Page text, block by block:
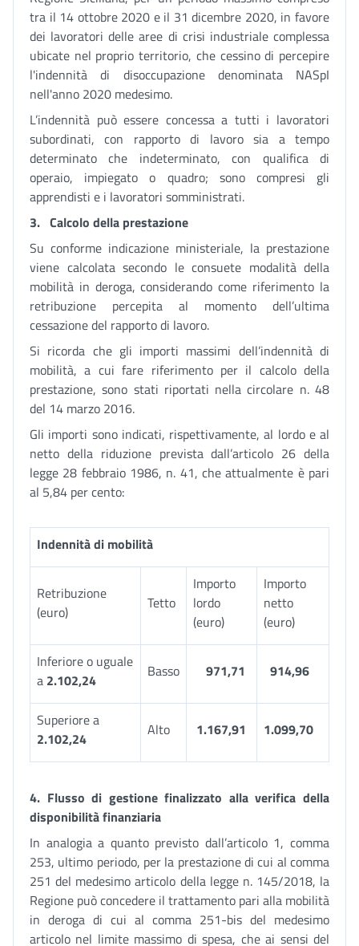
tra il 14 ottobre 2020 e il 31 dicembre 2020, in favore
dei lavoratori delle aree di crisi industriale complessa
ubicate nel proprio territorio, che cessino di percepire
l'indennità di disoccupazione denominata NASpI
nell'anno 2020 medesimo.
L’indennità può essere concessa a tutti i lavoratori
subordinati, con rapporto di lavoro sia a tempo
determinato che indeterminato, con qualifica di
operaio, impiegato o quadro; sono compresi gli
apprendisti e i lavoratori somministrati.
3. Calcolo della prestazione
Su conforme indicazione ministeriale, la prestazione
viene calcolata secondo le consuete modalità della
mobilità in deroga, considerando come riferimento la
retribuzione percepita al momento dell’ultima
cessazione del rapporto di lavoro.
Si ricorda che gli importi massimi dell’indennità di
mobilità, a cui fare riferimento per il calcolo della
prestazione, sono stati riportati nella circolare n. 48
del 14 marzo 2016.
Gli importi sono indicati, rispettivamente, al lordo e al
netto della riduzione prevista dall’articolo 26 della
legge 28 febbraio 1986, n. 41, che attualmente è pari
al 5,84 per cento:
Indennità di mobilità
Retribuzione
(euro)
Tetto
Importo
lordo
(euro)
Importo
netto
(euro)
Inferiore o uguale
a 2.102,24 Basso 971,71 914,96
Superiore a
2.102,24
Alto 1.167,91 1.099,70
4. Flusso di gestione finalizzato alla verifica della
disponibilità finanziaria
In analogia a quanto previsto dall’articolo 1, comma
253, ultimo periodo, per la prestazione di cui al comma
251 del medesimo articolo della legge n. 145/2018, la
Regione può concedere il trattamento pari alla mobilità
in deroga di cui al comma 251-bis del medesimo
articolo nel limite massimo di spesa, che ai sensi del